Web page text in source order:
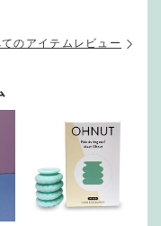
のアイテムレビュー